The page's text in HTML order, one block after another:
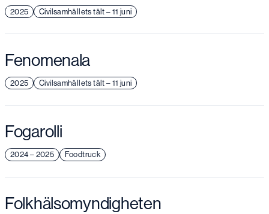
2025 Civilsamhällets tält – 11 juni
Fenomenala
2025 Civilsamhällets tält – 11 juni
Fogarolli
2024 – 2025 Foodtruck
Folkhälsomyndigheten